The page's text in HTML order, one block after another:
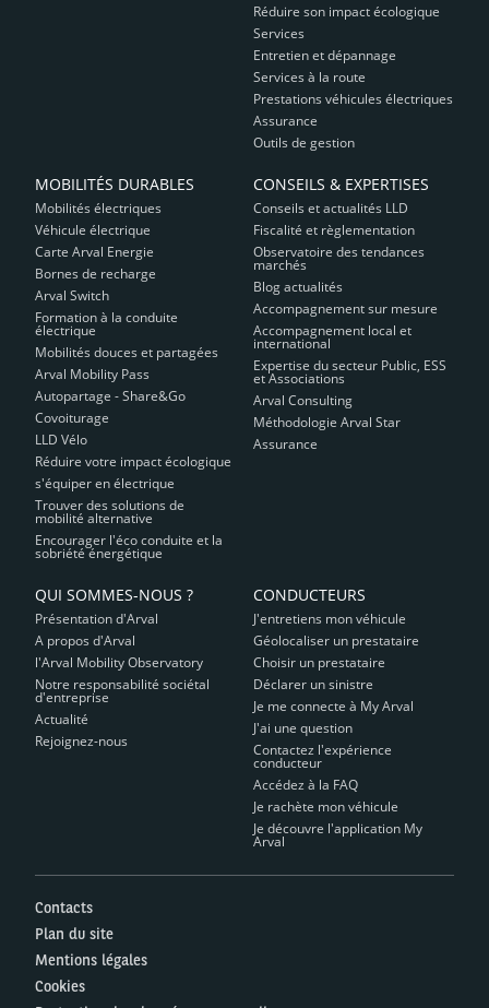
Réduire son impact écologique
Services
Entretien et dépannage
Services à la route
Prestations véhicules électriques
Assurance
Outils de gestion
MOBILITÉS DURABLES
Mobilités électriques
Véhicule électrique
Carte Arval Energie
Bornes de recharge
Arval Switch
Formation à la conduite
électrique
Mobilités douces et partagées
Arval Mobility Pass
Autopartage - Share&Go
Covoiturage
LLD Vélo
Réduire votre impact écologique
s'équiper en électrique
Trouver des solutions de
mobilité alternative
Encourager l'éco conduite et la
sobriété énergétique
CONSEILS & EXPERTISES
Conseils et actualités LLD
Fiscalité et règlementation
Observatoire des tendances
marchés
Blog actualités
Accompagnement sur mesure
Accompagnement local et
international
Expertise du secteur Public, ESS
et Associations
Arval Consulting
Méthodologie Arval Star
Assurance
QUI SOMMES-NOUS ?
Présentation d'Arval
A propos d'Arval
l'Arval Mobility Observatory
Notre responsabilité sociétal
d'entreprise
Actualité
Rejoignez-nous
CONDUCTEURS
J'entretiens mon véhicule
Géolocaliser un prestataire
Choisir un prestataire
Déclarer un sinistre
Je me connecte à My Arval
J'ai une question
Contactez l'expérience
conducteur
Accédez à la FAQ
Je rachète mon véhicule
Je découvre l'application My
Arval
Contacts
Plan du site
Mentions légales
Cookies